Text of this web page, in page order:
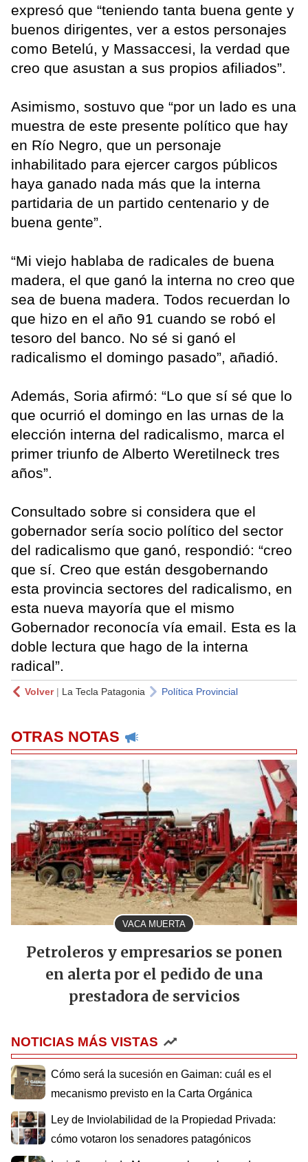
expresó que “teniendo tanta buena gente y
buenos dirigentes, ver a estos personajes
como Betelú, y Massaccesi, la verdad que
creo que asustan a sus propios afiliados”.
Asimismo, sostuvo que “por un lado es una
muestra de este presente político que hay
en Río Negro, que un personaje
inhabilitado para ejercer cargos públicos
haya ganado nada más que la interna
partidaria de un partido centenario y de
buena gente”.
“Mi viejo hablaba de radicales de buena
madera, el que ganó la interna no creo que
sea de buena madera. Todos recuerdan lo
que hizo en el año 91 cuando se robó el
tesoro del banco. No sé si ganó el
radicalismo el domingo pasado”, añadió.
Además, Soria afirmó: “Lo que sí sé que lo
que ocurrió el domingo en las urnas de la
elección interna del radicalismo, marca el
primer triunfo de Alberto Weretilneck tres
años”.
Consultado sobre si considera que el
gobernador sería socio político del sector
del radicalismo que ganó, respondió: “creo
que sí. Creo que están desgobernando
esta provincia sectores del radicalismo, en
esta nueva mayoría que el mismo
Gobernador reconocía vía email. Esta es la
doble lectura que hago de la interna
radical”.
Volver| La Tecla Patagonia Política Provincial
OTRAS NOTAS
VACA MUERTA
Petroleros y empresarios se ponen
en alerta por el pedido de una
prestadora de servicios
NOTICIAS MÁS VISTAS
Cómo será la sucesión en Gaiman: cuál es el
mecanismo previsto en la Carta Orgánica
Ley de Inviolabilidad de la Propiedad Privada:
cómo votaron los senadores patagónicos